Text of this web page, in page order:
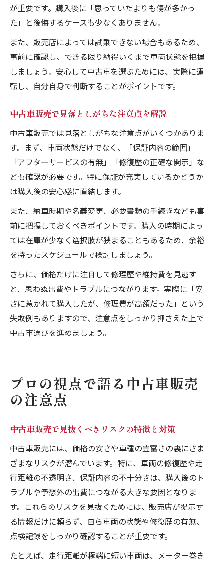
が重要です。購入後に「思っていたよりも傷が多かっ
た」と後悔するケースも少なくありません。
また、販売店によっては試乗できない場合もあるため、
事前に確認し、できる限り納得いくまで車両状態を把握
しましょう。安心して中古車を選ぶためには、実際に運
転し、自分自身で判断することがポイントです。
中古車販売で見落としがちな注意点を解説
中古車販売では見落としがちな注意点がいくつかありま
す。まず、車両状態だけでなく、「保証内容の範囲」
「アフターサービスの有無」「修復歴の正確な開示」な
ども確認が必要です。特に保証が充実しているかどうか
は購入後の安心感に直結します。
また、納車時期や名義変更、必要書類の手続きなども事
前に把握しておくべきポイントです。購入の時期によっ
ては在庫が少なく選択肢が狭まることもあるため、余裕
を持ったスケジュールで検討しましょう。
さらに、価格だけに注目して修理歴や維持費を見逃す
と、思わぬ出費やトラブルにつながります。実際に「安
さに惹かれて購入したが、修理費が高額だった」という
失敗例もありますので、注意点をしっかり押さえた上で
中古車選びを進めましょう。
プロの視点で語る中古車販売
の注意点
中古車販売で見抜くべきリスクの特徴と対策
中古車販売には、価格の安さや車種の豊富さの裏にさま
ざまなリスクが潜んでいます。特に、車両の修復歴や走
行距離の不透明さ、保証内容の不十分さは、購入後のト
ラブルや予想外の出費につながる大きな要因となりま
す。これらのリスクを見抜くためには、販売店が提示す
る情報だけに頼らず、自ら車両の状態や修復歴の有無、
点検記録をしっかり確認することが重要です。
たとえば、走行距離が極端に短い車両は、メーター巻き